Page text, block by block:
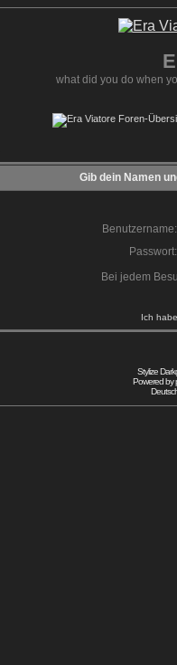
what did you do when
Gib dein Namen
Benutzername:
Passwort:
Bei jedem
Ich
Stylize
Powered by